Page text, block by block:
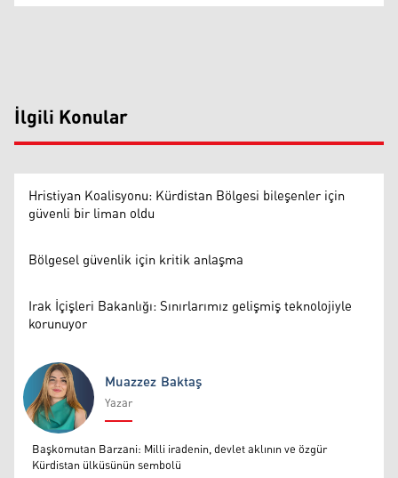
İlgili Konular
Hristiyan Koalisyonu: Kürdistan Bölgesi bileşenler için
güvenli bir liman oldu
Bölgesel güvenlik için kritik anlaşma
Irak İçişleri Bakanlığı: Sınırlarımız gelişmiş teknolojiyle
korunuyor
Muazzez Baktaş
Muazzez Baktaş
Yazar
Başkomutan Barzani: Milli iradenin, devlet aklının ve özgür
Kürdistan ülküsünün sembolü